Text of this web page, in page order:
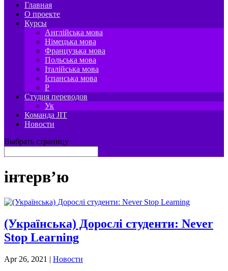
Главная
О проекте
Курсы
Англійська мова
Німецька мова
Французька мова
Польська мова
Італійська мова
Іспанська мова
P
Студия переводов
Ук
Команда JIT
Новости
Выбрать страницу
інтерв’ю
(Українська) Дорослі студенти: Never
Stop Learning
Apr 26, 2021 | Новости